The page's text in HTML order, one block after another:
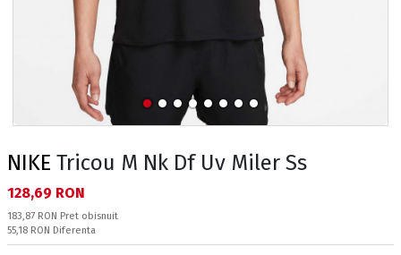
NIKE Tricou M Nk Df Uv Miler Ss
Текуща цена:
128,69 RON
Pret obisnuit:
183,87 RON Pret obisnuit
Спестявате:
55,18 RON Diferenta